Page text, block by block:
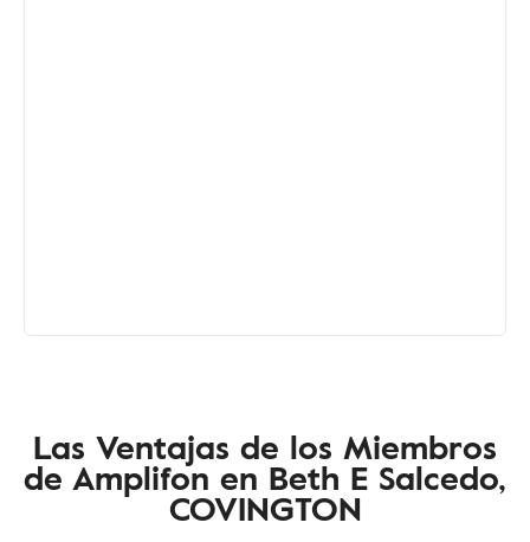
Las Ventajas de los Miembros
de Amplifon en Beth E Salcedo,
COVINGTON